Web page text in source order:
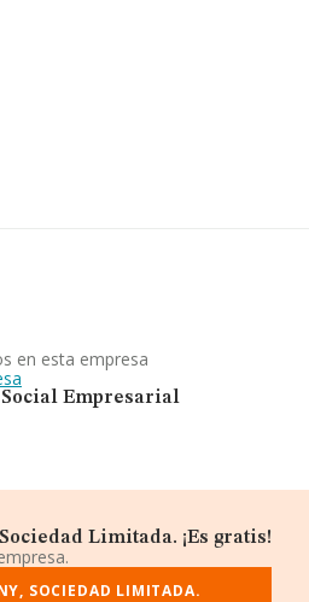
en esta empresa
Empresarial
Limitada. ¡Es gratis!
SOCIEDAD LIMITADA.